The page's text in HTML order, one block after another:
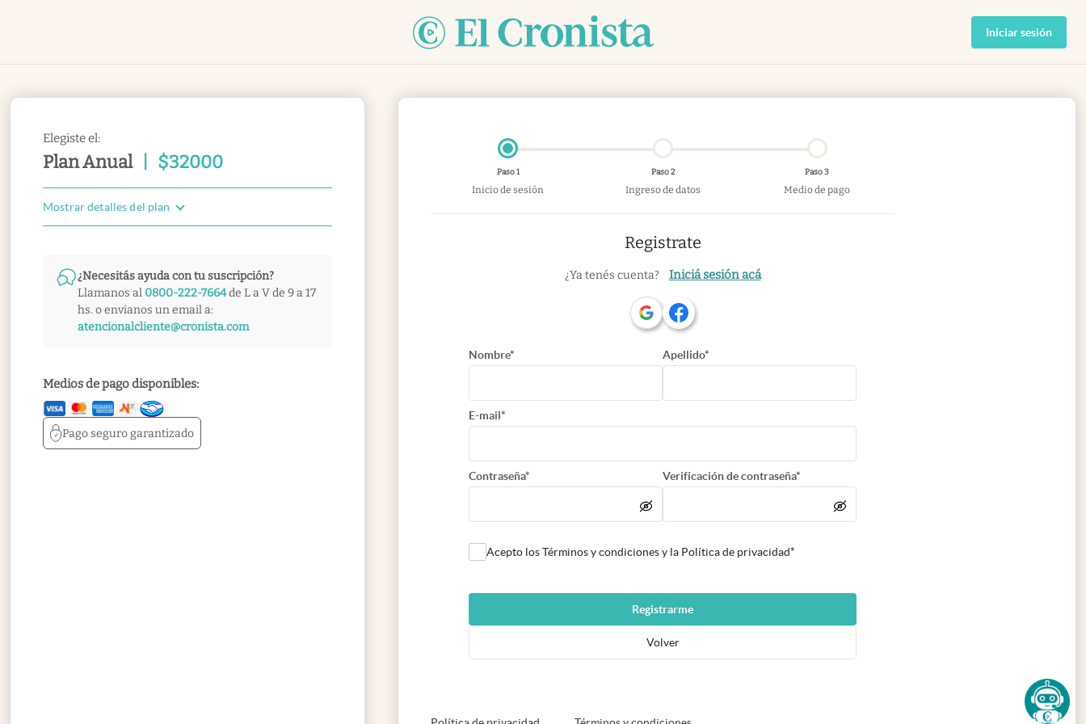
Iniciar sesión
Elegiste el:
Plan Anual $32000
Mostrar detalles del plan
¿Necesitás ayuda con tu suscripción?
Llamanos al 0800-222-7664de L a V de 9 a 17
hs. o envianos un email a:
atencionalcliente@cronista.com
Medios de pago disponibles:
Pago segurogarantizado
Paso 1
Inicio de sesión
Paso 2
Ingreso de datos
Paso 3
Medio de pago
Registrate
¿Ya tenés cuenta? Iniciá sesión acá
Nombre* Apellido*
E-mail*
Contraseña* Verificación de contraseña*
Acepto los Términos y condiciones y la Política de privacidad*
Registrarme
Volver